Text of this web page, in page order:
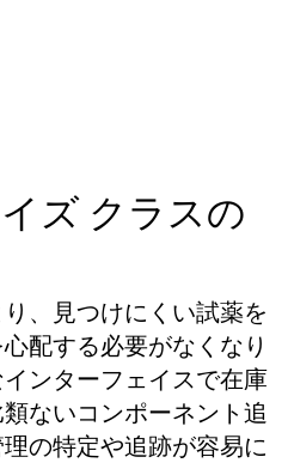
ズ クラスの
、見つけにくい試薬を
配する必要がなくなり
ンターフェイスで在庫
ないコンポーネント追
の特定や追跡が容易に